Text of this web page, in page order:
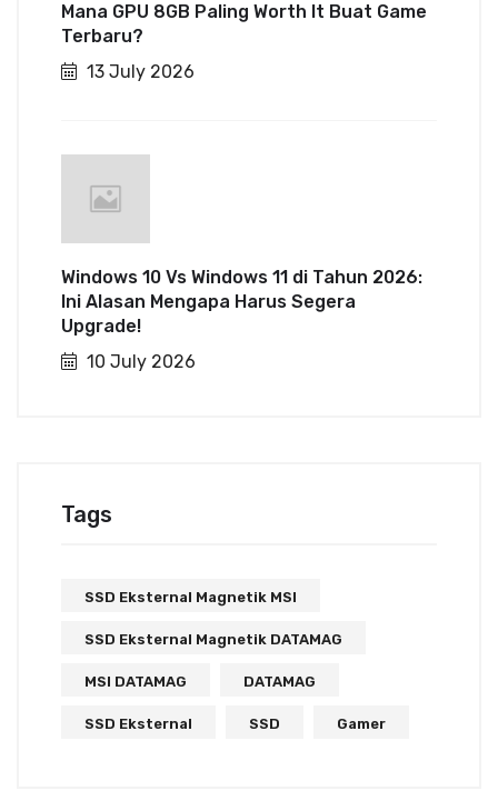
Mana GPU 8GB Paling Worth It Buat Game
Terbaru?
13 July 2026
Windows 10 Vs Windows 11 di Tahun 2026:
Ini Alasan Mengapa Harus Segera
Upgrade!
10 July 2026
Tags
SSD Eksternal Magnetik MSI
SSD Eksternal Magnetik DATAMAG
MSI DATAMAG DATAMAG
SSD Eksternal SSD Gamer